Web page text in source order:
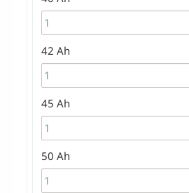
42 Ah
45 Ah
50 Ah